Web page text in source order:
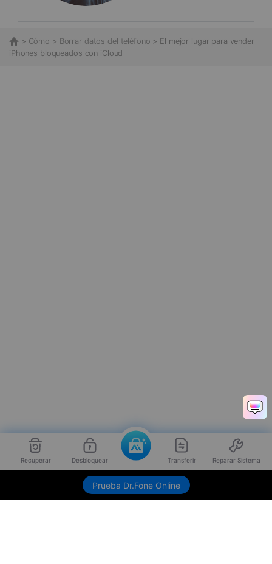
Recuperar Desbloquear Transferir Reparar Sistema
Prueba Dr.Fone Online
> Cómo > Borrar datos del teléfono > El mejor lugar para vender
iPhones bloqueados con iCloud